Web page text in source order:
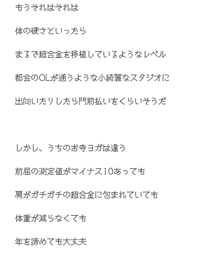
もうそれはそれは
体の硬さといったら
まるで超合金を移植しているようなレベル
都会のOLが通うような小綺麗なスタジオに
出向いたりしたら門前払いをくらいそうだ
しかし、うちのお寺ヨガは違う
前屈の測定値がマイナス10あっても
肩がガチガチの超合金に包まれていても
体重が減らなくても
年を諦めても大丈夫